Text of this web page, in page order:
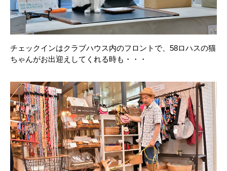
チェックインはクラブハウス内のフロントで、58ロハスの猫
ちゃんがお出迎えしてくれる時も・・・